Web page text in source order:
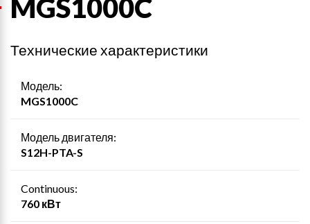
MGS1000C
Технические характеристики
Модель:
MGS1000C
Модель двигателя:
S12H-PTA-S
Continuous:
760 кВт